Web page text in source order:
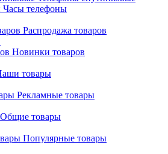
Часы телефоны
Распродажа товаров
Новинки товаров
товары
Рекламные товары
Общие товары
Популярные товары